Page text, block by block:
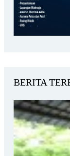
BERITA